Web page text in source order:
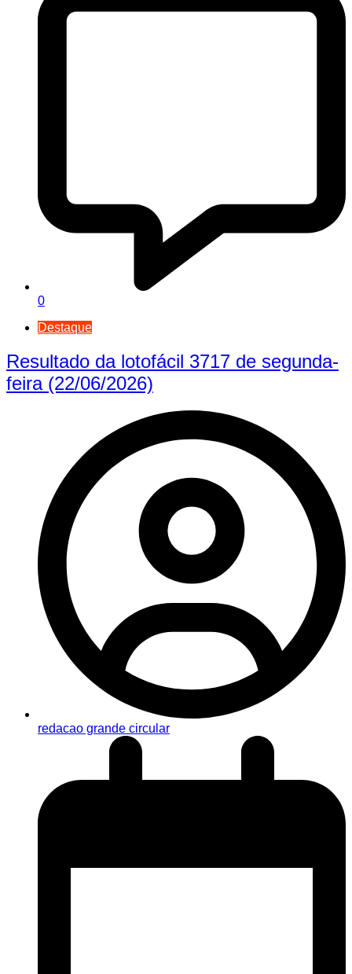
0
Destaque
Resultado da lotofácil 3717 de segunda-
feira (22/06/2026)
redacao grande circular